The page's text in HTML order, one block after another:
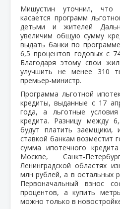
Мишустин уточнил, что
касается программ
детьми и жителей
увеличим общую сумму
выдать банки по
6,5 процентов годовых с
Благодаря этому свои
улучшить не менее 310
премьер-министр.
Программа льготной
кредиты, выданные с 17
года, а льготные
кредита. Разницу между
будут платить заемщики,
ставкой банкам возместит
сумма ипотечного
Москве, Санкт-
Ленинградской областях
млн рублей, а в остальных
Первоначальный взнос
процентов, а купить
можно только в